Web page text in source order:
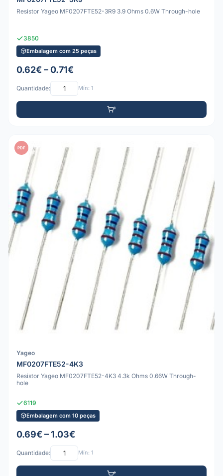
Resistor Yageo MF0207FTE52-3R9 3.9 Ohms 0.6W Through-hole
3850
Embalagem com 25 peças
0.62€ – 0.71€
Quantidade: Mín: 1
PDF
Yageo
MF0207FTE52-4K3
Resistor Yageo MF0207FTE52-4K3 4.3k Ohms 0.66W Through-
hole
6119
Embalagem com 10 peças
0.69€ – 1.03€
Quantidade: Mín: 1